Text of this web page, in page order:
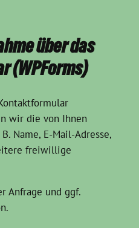
über das
(WPForms)
wir die von Ihnen
Name, E-Mail-Adresse,
freiwillige
Anfrage und ggf.